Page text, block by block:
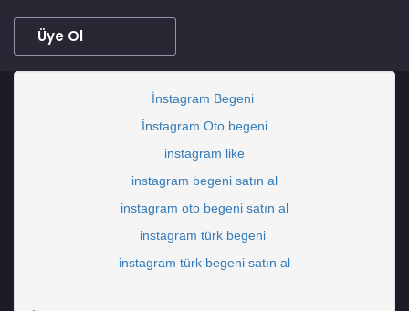
Üye Ol
İnstagram Begeni
İnstagram Oto begeni
instagram like
instagram begeni satın al
instagram oto begeni satın al
instagram türk begeni
instagram türk begeni satın al